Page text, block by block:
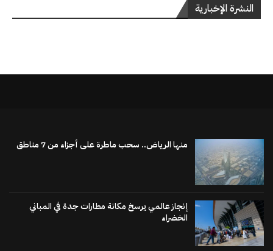
النشرة الإخبارية
منها الرياض.. سحب ماطرة على أجزاء من 7 مناطق
إنجاز عالمي يرسخ مكانة مطارات جدة في المباني
الخضراء